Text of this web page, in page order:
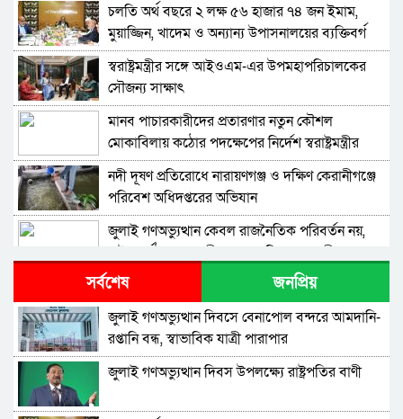
চলতি অর্থ বছরে ২ লক্ষ ৫৬ হাজার ৭৪ জন ইমাম,
মুয়াজ্জিন, খাদেম ও অন্যান্য উপাসনালয়ের ব্যক্তিবর্গ
পাবেন মাসিক সম্মানি: জনপ্রশাসন উপদেষ্টা
স্বরাষ্ট্রমন্ত্রীর সঙ্গে আইওএম-এর উপমহাপরিচালকের
সৌজন্য সাক্ষাৎ
মানব পাচারকারীদের প্রতারণার নতুন কৌশল
মোকাবিলায় কঠোর পদক্ষেপের নির্দেশ স্বরাষ্ট্রমন্ত্রীর
নদী দূষণ প্রতিরোধে নারায়ণগঞ্জ ও দক্ষিণ কেরানীগঞ্জে
পরিবেশ অধিদপ্তরের অভিযান
জুলাই গণঅভ্যুত্থান কেবল রাজনৈতিক পরিবর্তন নয়,
রাষ্ট্র পুনর্গঠনেরও অঙ্গীকার – পানি সম্পদ মন্ত্রী
কফিল আকামা নবায়ন না করলেও অন্য নিয়োগকর্তার
অধীনে নবায়নের সুযোগ সৃষ্টিসহ শ্রমবাজার সম্প্রসারণে
সৌদি আরবের প্রতিনিধিদলের সাথে প্রবাসী কল্যাণ
মন্ত্রীর দ্বিপাক্ষিক বৈঠক
প্যারালিগ্যালদের কাজ কেবল একটি পেশা নয়, এটি
জনসেবার গুরুত্বপূর্ণ দায়িত্ব – আইনমন্ত্রী
সর্বশেষ জনপ্রিয়
জুলাই গণঅভ্যুত্থান দিবসে বেনাপোল বন্দরে আমদানি-
রপ্তানি বন্ধ, স্বাভাবিক যাত্রী পারাপার
জুলাই গণঅভ্যুত্থান দিবস উপলক্ষ্যে রাষ্ট্রপতির বাণী